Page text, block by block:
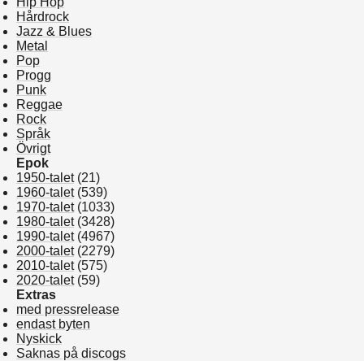
Hårdrock
Jazz & Blues
Metal
Pop
Progg
Punk
Reggae
Rock
Språk
Övrigt
Epok
1950-talet(21)
1960-talet(539)
1970-talet(1033)
1980-talet(3428)
1990-talet(4967)
2000-talet(2279)
2010-talet(575)
2020-talet(59)
Extras
med pressrelease
endast byten
Nyskick
Saknas på discogs